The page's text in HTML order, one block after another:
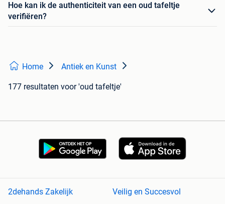
Hoe kan ik de authenticiteit van een oud tafeltje
verifiëren?
Home Antiek en Kunst
177 resultaten voor 'oud tafeltje'
2dehands Zakelijk Veilig en Succesvol